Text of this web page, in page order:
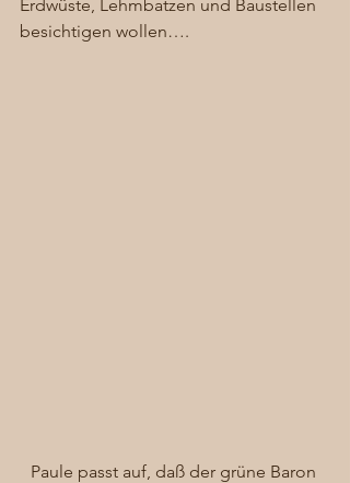
Erdwüste, Lehmbatzen und Baustellen
besichtigen wollen….
Paule passt auf, daß der grüne Baron